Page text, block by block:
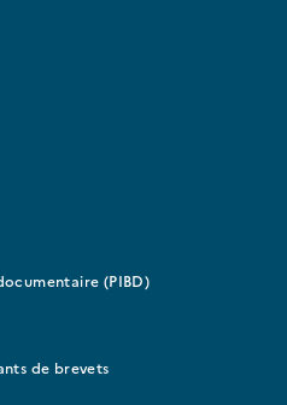
(PIBD)
de brevets